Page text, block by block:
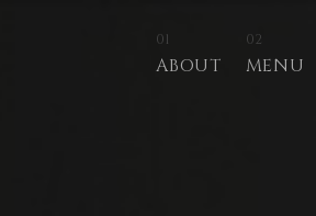
01
ABOUT
02
MENU